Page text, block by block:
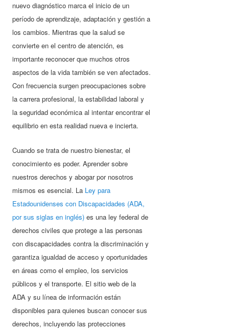
nuevo diagnóstico marca el inicio de un
período de aprendizaje, adaptación y gestión a
los cambios. Mientras que la salud se
convierte en el centro de atención, es
importante reconocer que muchos otros
aspectos de la vida también se ven afectados.
Con frecuencia surgen preocupaciones sobre
la carrera profesional, la estabilidad laboral y
la seguridad económica al intentar encontrar el
equilibrio en esta realidad nueva e incierta.
Cuando se trata de nuestro bienestar, el
conocimiento es poder. Aprender sobre
nuestros derechos y abogar por nosotros
mismos es esencial. La Ley para
Estadounidenses con Discapacidades (ADA,
por sus siglas en inglés) es una ley federal de
derechos civiles que protege a las personas
con discapacidades contra la discriminación y
garantiza igualdad de acceso y oportunidades
en áreas como el empleo, los servicios
públicos y el transporte. El sitio web de la
ADA y su línea de información están
disponibles para quienes buscan conocer sus
derechos, incluyendo las protecciones